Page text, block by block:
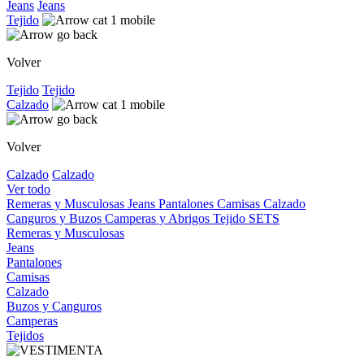
Jeans Jeans
Tejido
Volver
Tejido Tejido
Calzado
Volver
Calzado Calzado
Ver todo
Remeras y Musculosas Jeans Pantalones Camisas Calzado
Canguros y Buzos Camperas y Abrigos Tejido SETS
Remeras y Musculosas
Jeans
Pantalones
Camisas
Calzado
Buzos y Canguros
Camperas
Tejidos